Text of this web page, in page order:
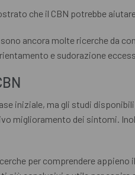
che il CBN potrebbe
ancora molte ricerche da
e sudorazione
iniziale, ma gli studi
miglioramento dei sintomi.
per comprendere appieno